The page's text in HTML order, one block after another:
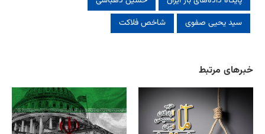
سید یحیی صفوی
شاخص فلاکت
خبرهای مرتبط